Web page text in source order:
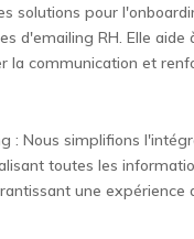
solutions pour
d'emailing RH. Elle aide
la communication et
: Nous simplifions
toutes les
une expérience